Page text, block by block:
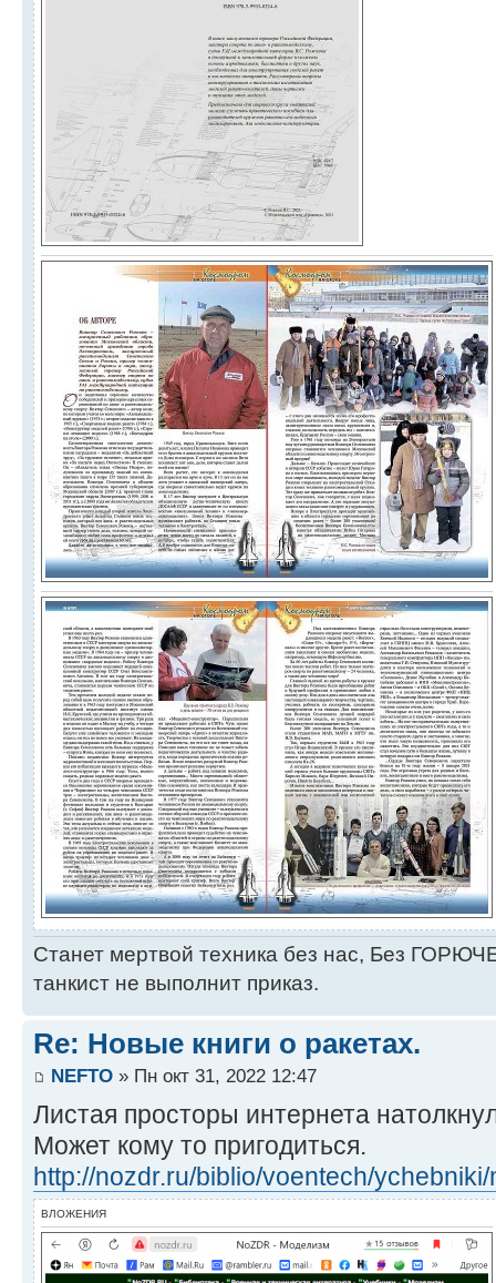
Станет мертвой техника без нас, Без
танкист не выполнит приказ.
Re: Новые книги о ракетах.
NEFTO » Пн окт 31, 2022 12:47
Листая просторы интернета
Может кому то пригодиться.
http://nozdr.ru/biblio/voentech/
ВЛОЖЕНИЯ